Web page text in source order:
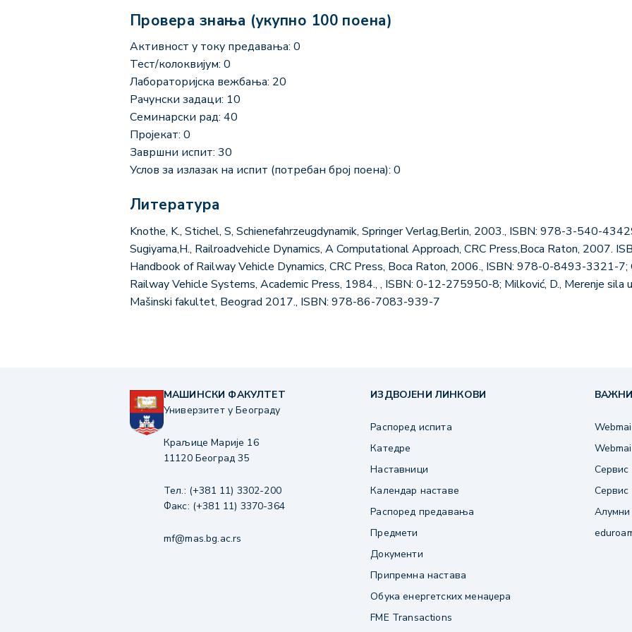
Провера знања (укупно 100 поена)
Активност у току предавања: 0
Тест/колоквијум: 0
Лабораторијска вежбања: 20
Рачунски задаци: 10
Семинарски рад: 40
Пројекат: 0
Завршни испит: 30
Услов за излазак на испит (потребан број поена): 0
Литература
Knothe, K., Stichel, S, Schienefahrzeugdynamik, Springer Verlag,Berlin, 2003., ISBN: 978-3-540-
Sugiyama,H., Railroadvehicle Dynamics, A Computational Approach, CRC Press,Boca Raton, 2007.
Handbook of Railway Vehicle Dynamics, CRC Press, Boca Raton, 2006., ISBN: 978-0-8493-3321-7;
Railway Vehicle Systems, Academic Press, 1984., , ISBN: 0-12-275950-8; Milković, D., Merenje sila
Mašinski fakultet, Beograd 2017., ISBN: 978-86-7083-939-7
МАШИНСКИ ФАКУЛТЕТ
Универзитет у Београду
Краљице Марије 16
11120 Београд 35
Тел.: (+381 11) 3302-200
Факс: (+381 11) 3370-364
mf@mas.bg.ac.rs
ИЗДВОЈЕНИ ЛИНКОВИ
Распоред испита
Катедре
Наставници
Календар наставе
Распоред предавања
Предмети
Документи
Припремна настава
Обука енергетских менаџера
FME Transactions
Сервис
Сервис
Алумни